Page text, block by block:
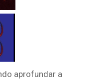
aprofundar a